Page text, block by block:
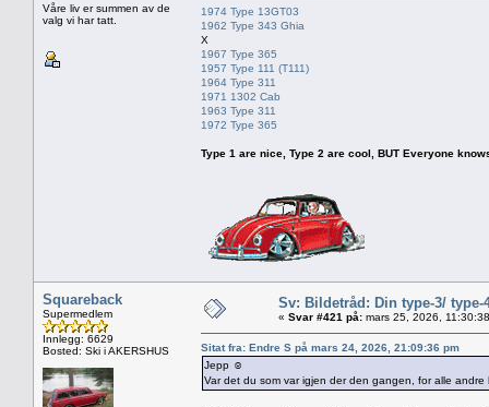
Våre liv er summen av de
valg vi har tatt.
1974 Type 13GT03
1962 Type 343 Ghia
X
1967 Type 365
1957 Type 111 (T111)
1964 Type 311
1971 1302 Cab
1963 Type 311
1972 Type 365
Type 1 are nice, Type 2 are cool, BUT Everyone
Squareback
Supermedlem
Innlegg: 6629
Bosted: Ski i AKERSHUS
Sv: Bildetråd: Din type-3/ type-
« Svar #421 på: mars 25, 2026,
Sitat fra: Endre S på mars 24, 2026, 21:09:36 pm
Jepp ☺️
Var det du som var igjen der den gangen, for alle